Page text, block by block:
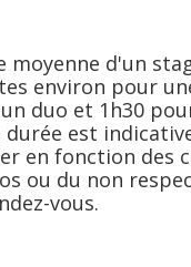
moyenne d'un
environ pour
duo et 1h30
durée est
en fonction des
ou du non
vous.